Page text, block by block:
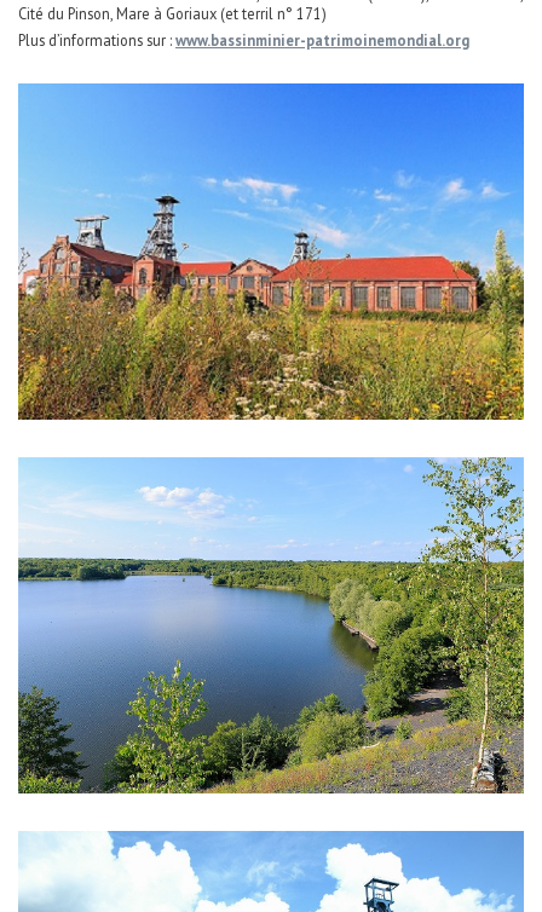
Cité du Pinson, Mare à Goriaux (et terril n° 171)
Plus d’informations sur :www.bassinminier-patrimoinemondial.org